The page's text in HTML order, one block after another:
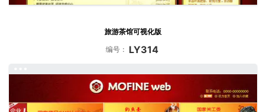
旅游茶馆可视化版
编号： LY314